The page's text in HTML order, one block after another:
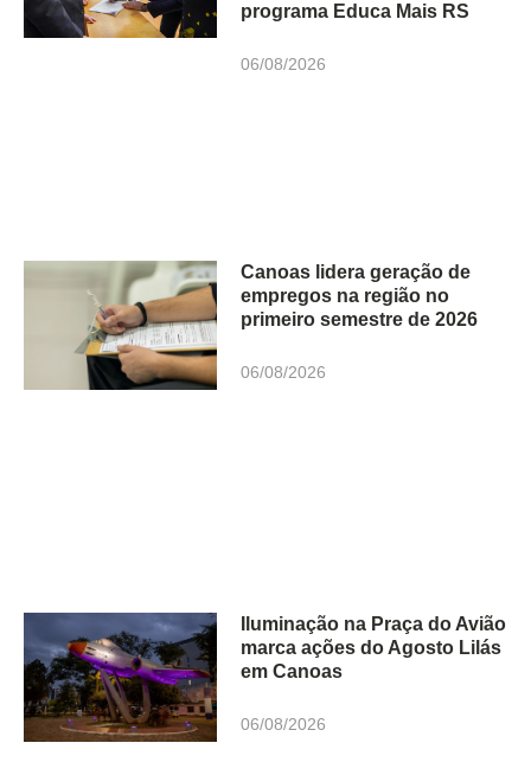
programa Educa Mais RS
06/08/2026
Canoas lidera geração de
empregos na região no
primeiro semestre de 2026
06/08/2026
Iluminação na Praça do Avião
marca ações do Agosto Lilás
em Canoas
06/08/2026